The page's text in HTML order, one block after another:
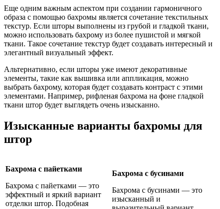
Еще одним важным аспектом при создании гармоничного
образа с помощью бахромы является сочетание текстильных
текстур. Если шторы выполнены из грубой и гладкой ткани,
можно использовать бахрому из более пушистой и мягкой
ткани. Такое сочетание текстур будет создавать интересный и
элегантный визуальный эффект.
Альтернативно, если шторы уже имеют декоративные
элементы, такие как вышивка или аппликация, можно
выбрать бахрому, которая будет создавать контраст с этими
элементами. Например, рифленая бахрома на фоне гладкой
ткани штор будет выглядеть очень изысканно.
Изысканные варианты бахромы для
штор
Бахрома с пайетками
Бахрома с пайетками — это
эффектный и яркий вариант
отделки штор. Подобная
Бахрома с бусинами
Бахрома с бусинами — это
изысканный и